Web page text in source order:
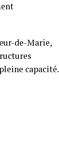
de-Marie,
capacité.